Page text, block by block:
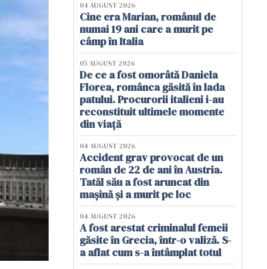
04 AUGUST 2026
Cine era Marian, românul de
numai 19 ani care a murit pe
câmp în Italia
05 AUGUST 2026
De ce a fost omorâtă Daniela
Florea, românca găsită în lada
patului. Procurorii italieni i-au
reconstituit ultimele momente
din viață
04 AUGUST 2026
Accident grav provocat de un
român de 22 de ani în Austria.
Tatăl său a fost aruncat din
mașină și a murit pe loc
04 AUGUST 2026
A fost arestat criminalul femeii
găsite în Grecia, într-o valiză. S-
a aflat cum s-a întâmplat totul